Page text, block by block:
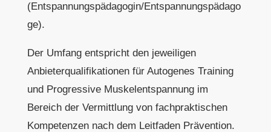
(Entspannungspädagogin/Entspannungspädago
ge).
Der Umfang entspricht den jeweiligen
Anbieterqualifikationen für Autogenes Training
und Progressive Muskelentspannung im
Bereich der Vermittlung von fachpraktischen
Kompetenzen nach dem Leitfaden Prävention.